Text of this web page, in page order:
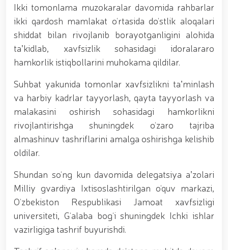
shaxslar yashash manzillarida tezkor tadbirlar
o‘tkazildi. // “8-mart – Xalqaro xotin qizlar kuni”
munosabati bilan Milliy gvardiya tizimida faoliyat
yuritib kyelayotgan ayollar uchun tantanali bayram
tadbiri tashkil etildi // Moliyaviy shaffoflik va
korrupsiyadan xoli muhitni ta’minlash bo‘yicha o‘quv
yig‘ini o‘tkazildi // Ajdodlar merosi – milliy gʻurur va
vatanparvarlik manbai // General-polkovnik
B.Tashmatov Toshkent “Temurbeklar maktabi”
harbiy akademik litseyi faoliyati bilan yaqindan
tanishdi. //Milliy gvardiya qo‘mondoni, general-
polkovnik B.Tashmatov Sirdaryo va Jizzax viloyatida
o'rganish ishlarini olib bordi // “Harbiy taʼlim tizimida
ilm-fan va pedagogik texnologiyalarni rivojlantirish
istiqbollari” mavzusida respublika harbiy ilmiy-
qo‘mondoni general-polkovnik B.Tashmatov ilk
manzilli ishlarini Yunusobod tumanida amalga
oshirdi. // Samarqand va Buxoro viloyatalarida
xavfsiz muhitni yaratish va jamoat xavfsizligini
ishonchli taʼminlash boʻyicha manzilli ishlar amalga
oshirildi. // Yoshlar siyosatiga oid ustuvor vazifalar
doimiy e’tiborda. // Milliy gvardiya qoʻmondoni
Ikki tomonlama muzokaralar davomida rahbarlar
ikki qardosh mamlakat o‘rtasida do‘stlik aloqalari
shiddat bilan rivojlanib borayotganligini alohida
taʼkidlab, xavfsizlik sohasidagi idoralararo
hamkorlik istiqbollarini muhokama qildilar.
Suhbat yakunida tomonlar xavfsizlikni taʼminlash
va harbiy kadrlar tayyorlash, qayta tayyorlash va
malakasini oshirish sohasidagi hamkorlikni
rivojlantirishga shuningdek o‘zaro tajriba
almashinuv tashriflarini amalga oshirishga kelishib
oldilar.
Shundan so‘ng kun davomida delegatsiya aʼzolari
Milliy gvardiya Ixtisoslashtirilgan o‘quv markazi,
O‘zbekiston Respublikasi Jamoat xavfsizligi
universiteti, G‘alaba bog‘i shuningdek Ichki ishlar
vazirligiga tashrif buyurishdi.